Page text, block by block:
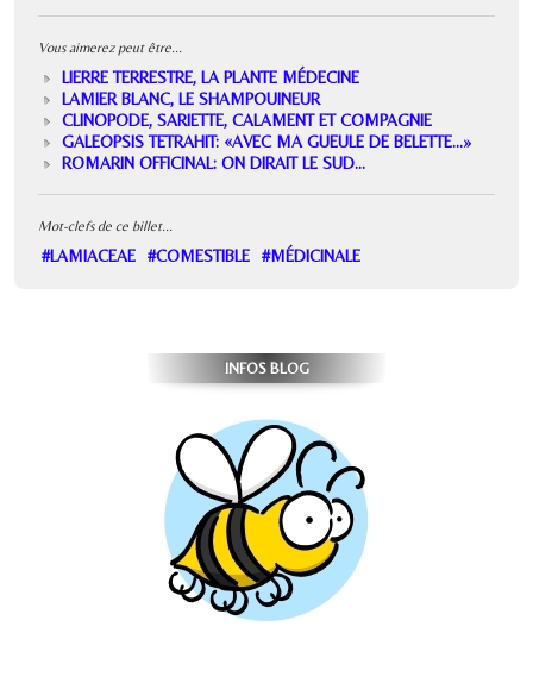
Vous aimerez peut être...
LIERRE TERRESTRE, LA PLANTE MÉDECINE
LAMIER BLANC, LE SHAMPOUINEUR
CLINOPODE, SARIETTE, CALAMENT ET COMPAGNIE
GALEOPSIS TETRAHIT: «AVEC MA GUEULE DE BELETTE...»
ROMARIN OFFICINAL: ON DIRAIT LE SUD...
Mot-clefs de ce billet...
#LAMIACEAE #COMESTIBLE #MÉDICINALE
INFOS BLOG